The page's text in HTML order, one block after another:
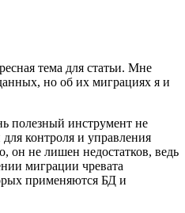
тема для статьи. Мне
но об их миграциях я и
полезный инструмент не
контроля и управления
он не лишен недостатков, ведь
миграции чревата
применяются БД и